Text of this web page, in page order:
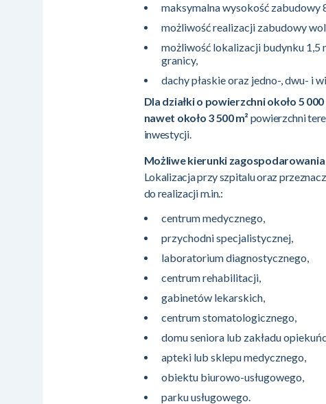
maksymalna wysokość zabudowy
możliwość realizacji zabudowy
możliwość lokalizacji budynku 1,5
granicy,
dachy płaskie oraz jedno-, dwu- i
Dla działki o powierzchni około 5
nawet około 3 500 m² powierzchni
inwestycji.
Możliwe kierunki zagospodarowania
Lokalizacja przy szpitalu oraz
do realizacji m.in.:
centrum medycznego,
przychodni specjalistycznej,
laboratorium diagnostycznego,
centrum rehabilitacji,
gabinetów lekarskich,
centrum stomatologicznego,
domu seniora lub zakładu
apteki lub sklepu medycznego,
obiektu biurowo-usługowego,
parku usługowego.